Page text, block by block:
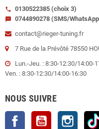
call 0130522385 (choix 3)
sms
0744890278 (SMS/
contact@rieger-tuning.fr
7 Rue de la Prévôté 78550
Lun.-Jeu. : 8:30-12:30/14:00-
Ven. : 8:30-12:30/14:00-16:30
NOUS SUIVRE
Facebook YouTube